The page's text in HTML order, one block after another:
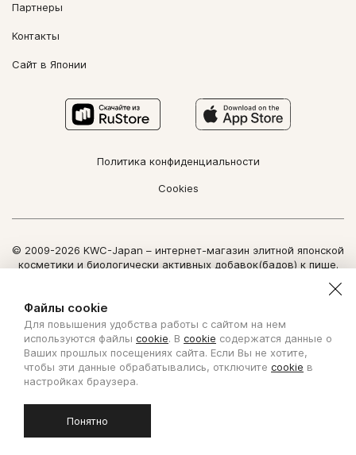
Партнеры
Контакты
Сайт в Японии
Политика конфиденциальности
Cookies
© 2009-2026 KWC-Japan – интернет-магазин элитной японской
косметики и биологически активных добавок(бадов) к пище.
Использование информации сайта возможно только по
Copyright Nozomi Direct 2011. All rights reserved. The use of the
information is possible only by written permit from Nozomi Direct.
Создано с ❤ в KISLOROD
Файлы cookie
Для повышения удобства работы с сайтом на нем
используются файлы cookie. В cookie содержатся данные о
Ваших прошлых посещениях сайта. Если Вы не хотите,
чтобы эти данные обрабатывались, отключите cookie в
настройках браузера.
Понятно